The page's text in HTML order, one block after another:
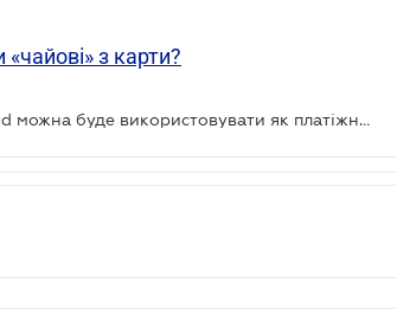
з карти?
Смартфони на Android можна буде використовувати як платіжний термінал